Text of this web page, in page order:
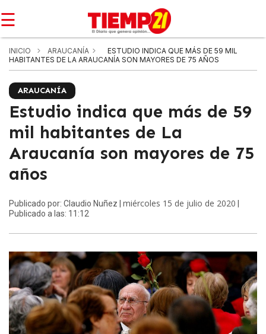
☰
INICIO ARAUCANÍA
ESTUDIO INDICA QUE MÁS DE 59 MIL
HABITANTES DE LA ARAUCANÍA SON MAYORES DE 75 AÑOS
ARAUCANÍA
Estudio indica que más de 59
mil habitantes de La
Araucanía son mayores de 75
años
Publicado por: Claudio Nuñez | miércoles 15 de julio de 2020
Publicado a las: 11:12